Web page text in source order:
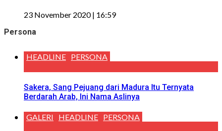
23 November 2020 | 16:59
Persona
HEADLINE PERSONA
Sakera, Sang Pejuang dari Madura Itu Ternyata
Berdarah Arab, Ini Nama Aslinya
GALERI HEADLINE PERSONA